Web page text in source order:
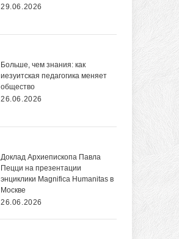
29.06.2026
Больше, чем знания: как
иезуитская педагогика меняет
общество
26.06.2026
Доклад Архиепископа Павла
Пецци на презентации
энциклики Magnifica Нumanitas в
Москве
26.06.2026